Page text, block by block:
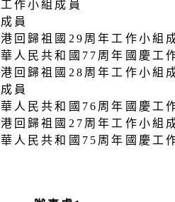
作小組成員
員
回歸祖國29周年工作小組
人民共和國77周年國慶工
回歸祖國28周年工作小組
員
人民共和國76周年國慶工
回歸祖國27周年工作小組
人民共和國75周年國慶工